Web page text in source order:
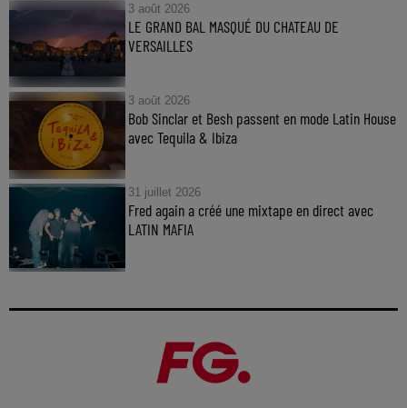
3 août 2026
LE GRAND BAL MASQUÉ DU CHATEAU DE
VERSAILLES
3 août 2026
Bob Sinclar et Besh passent en mode Latin House
avec Tequila & Ibiza
31 juillet 2026
Fred again a créé une mixtape en direct avec
LATIN MAFIA